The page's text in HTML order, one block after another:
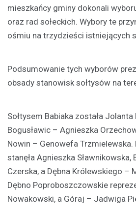
mieszkańcy gminy dokonali
oraz rad sołeckich. Wybory te
ośmiu na trzydzieści istniejących
Podsumowanie tych wyborów
obsady stanowisk sołtysów na
Sołtysem Babiaka została Jolanta
Bogusławic – Agnieszka
Nowin – Genowefa Trzmielewska.
stanęła Agnieszka Sławnikowska,
Czerska, a Dębna Królewskiego –
Dębno Poproboszczowskie
Nowakowski, a Góraj – Jadwiga